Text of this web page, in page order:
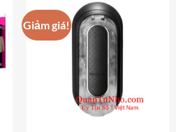
Giảm giá!